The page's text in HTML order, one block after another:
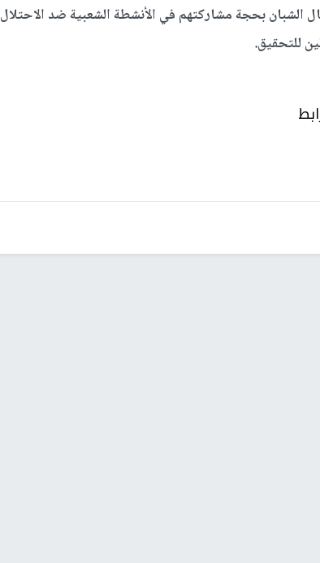
الشبان بحجة مشاركتهم في الأنشطة الشعبية ضد الاحتلال
للتحقيق.